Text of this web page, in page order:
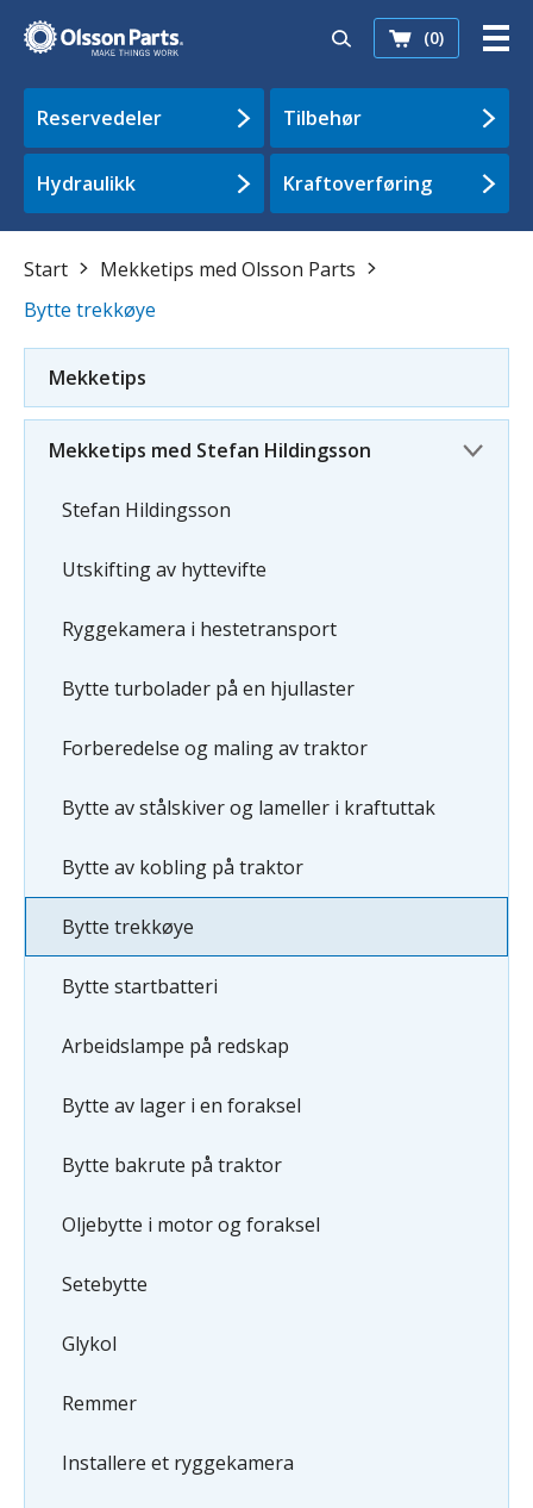
(0)
Reservedeler Tilbehør
Hydraulikk Kraftoverføring
Start
Mekketips med Olsson Parts
Bytte trekkøye
Mekketips
Mekketips med Stefan Hildingsson
Stefan Hildingsson
Utskifting av hyttevifte
Ryggekamera i hestetransport
Bytte turbolader på en hjullaster
Forberedelse og maling av traktor
Bytte av stålskiver og lameller i kraftuttak
Bytte av kobling på traktor
Bytte trekkøye
Bytte startbatteri
Arbeidslampe på redskap
Bytte av lager i en foraksel
Bytte bakrute på traktor
Oljebytte i motor og foraksel
Setebytte
Glykol
Remmer
Installere et ryggekamera